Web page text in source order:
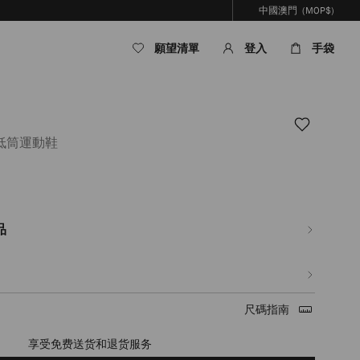
中國澳門 (MOP$)
願望清單 登入 手袋
筒運動鞋
尺碼指南
享受免费送货和退货服务